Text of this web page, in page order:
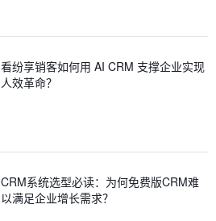
看纷享销客如何用 AI CRM 支撑企业实现
人效革命？
CRM系统选型必读：为何免费版CRM难
以满足企业增长需求？